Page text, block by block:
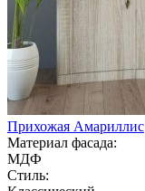
Прихожая Амариллис
Материал фасада:
МДФ
Стиль: